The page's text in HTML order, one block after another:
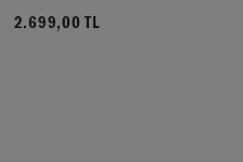
2.699,00 TL